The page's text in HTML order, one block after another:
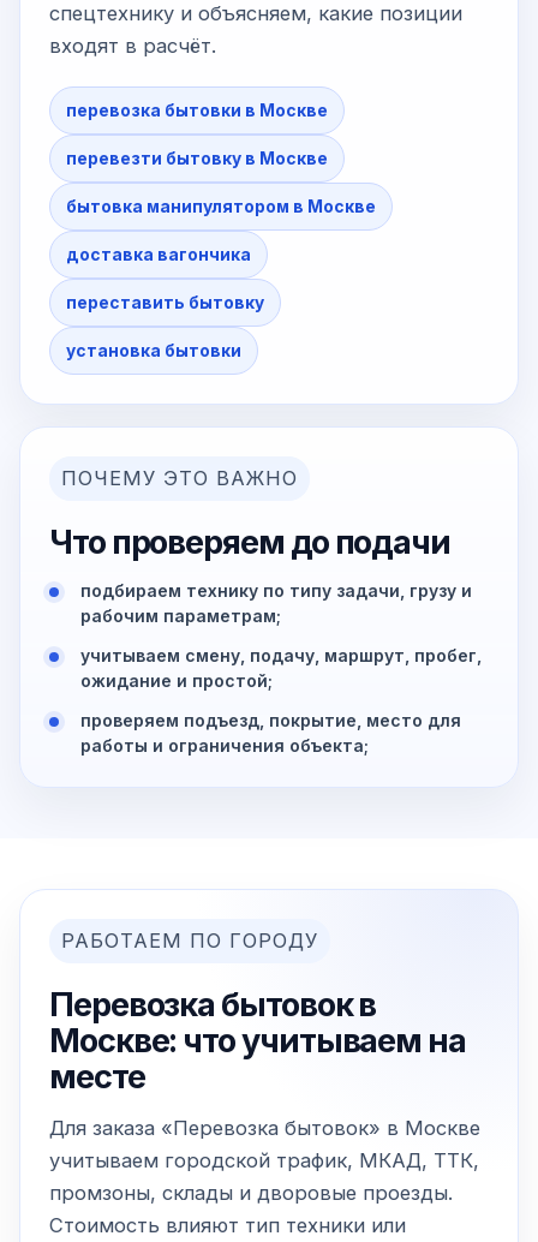
спецтехнику и объясняем, какие позиции
входят в расчёт.
перевозка бытовки в Москве
перевезти бытовку в Москве
бытовка манипулятором в Москве
доставка вагончика
переставить бытовку
установка бытовки
ПОЧЕМУ ЭТО ВАЖНО
Что проверяем до подачи
подбираем технику по типу задачи, грузу и
рабочим параметрам;
учитываем смену, подачу, маршрут, пробег,
ожидание и простой;
проверяем подъезд, покрытие, место для
работы и ограничения объекта;
РАБОТАЕМ ПО ГОРОДУ
Перевозка бытовок в
Москве: что учитываем на
месте
Для заказа «Перевозка бытовок» в Москве
учитываем городской трафик, МКАД, ТТК,
промзоны, склады и дворовые проезды.
Стоимость влияют тип техники или